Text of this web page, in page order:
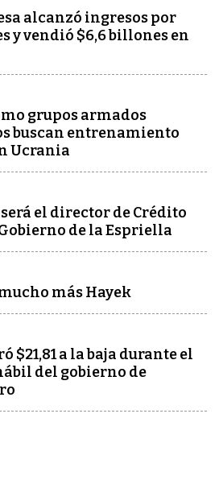
alcanzó ingresos por
y vendió $6,6 billones en
grupos armados
buscan entrenamiento
Ucrania
el director de Crédito
de la Espriella
más Hayek
$21,81 a la baja durante el
del gobierno de